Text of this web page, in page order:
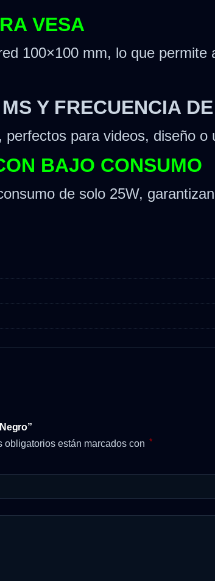
VESA
100×100 mm, lo que permite
Y FRECUENCIA
para videos, diseño o
BAJO CONSUMO
de solo 25W,
obligatorios están marcados con *